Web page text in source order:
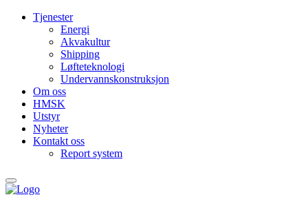
Tjenester
Energi
Akvakultur
Shipping
Løfteteknologi
Undervanns­konstruksjon
Om oss
HMSK
Utstyr
Nyheter
Kontakt oss
Report system